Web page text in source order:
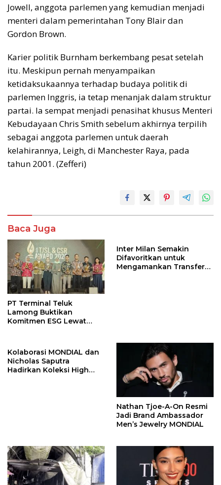
Jowell, anggota parlemen yang kemudian menjadi
menteri dalam pemerintahan Tony Blair dan
Gordon Brown.
Karier politik Burnham berkembang pesat setelah
itu. Meskipun pernah menyampaikan
ketidaksukaannya terhadap budaya politik di
parlemen Inggris, ia tetap menanjak dalam struktur
partai. Ia sempat menjadi penasihat khusus Menteri
Kebudayaan Chris Smith sebelum akhirnya terpilih
sebagai anggota parlemen untuk daerah
kelahirannya, Leigh, di Manchester Raya, pada
tahun 2001. (Zefferi)
Baca Juga
PT Terminal Teluk
Lamong Buktikan
Komitmen ESG Lewat
Inter Milan Semakin
Difavoritkan untuk
Mengamankan Transfer
Kolaborasi MONDIAL dan
Nicholas Saputra
Hadirkan Koleksi High
Nathan Tjoe-A-On Resmi
Jadi Brand Ambassador
Men’s Jewelry MONDIAL